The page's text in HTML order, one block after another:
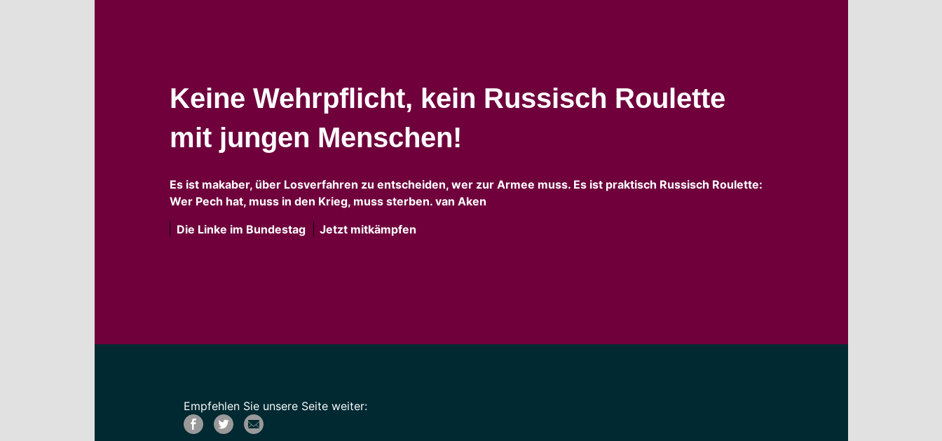
Keine Wehrpflicht, kein Russisch Roulette
mit jungen Menschen!
Es ist makaber, über Losverfahren zu entscheiden, wer zur Armee muss. Es ist praktisch Russisch Roulette:
Wer Pech hat, muss in den Krieg, muss sterben. van Aken
Die Linke im Bundestag
Jetzt mitkämpfen
Empfehlen Sie unsere Seite weiter: